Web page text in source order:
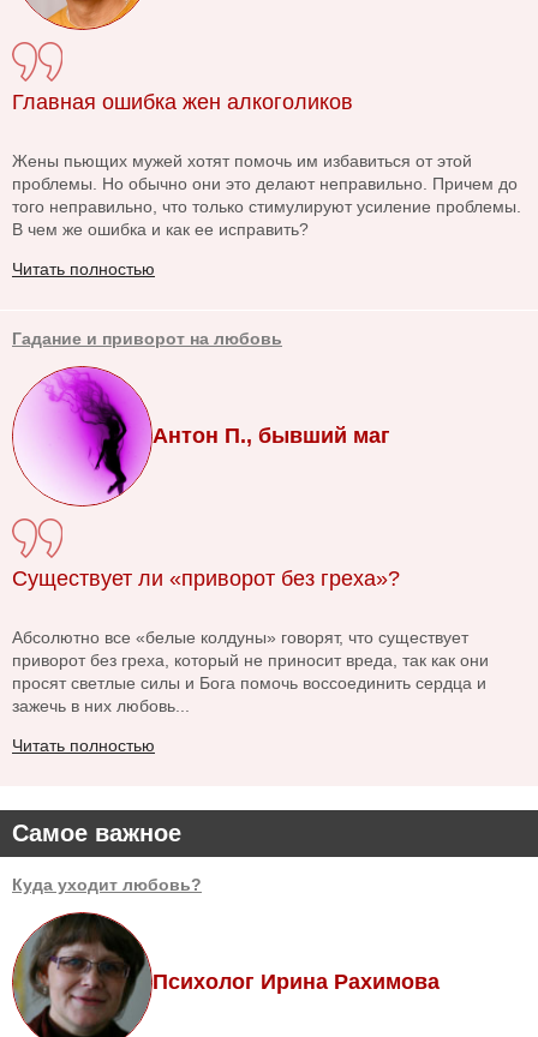
Самое важное
Куда уходит любовь?
Психолог Ирина Рахимова
Главная ошибка жен алкоголиков
Жены пьющих мужей хотят помочь им избавиться от этой
проблемы. Но обычно они это делают неправильно. Причем до
того неправильно, что только стимулируют усиление проблемы.
В чем же ошибка и как ее исправить?
Читать полностью
Гадание и приворот на любовь
Антон П., бывший маг
Существует ли «приворот без греха»?
Абсолютно все «белые колдуны» говорят, что существует
приворот без греха, который не приносит вреда, так как они
просят светлые силы и Бога помочь воссоединить сердца и
зажечь в них любовь...
Читать полностью